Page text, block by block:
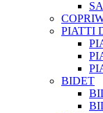
PIATTI
BIDET